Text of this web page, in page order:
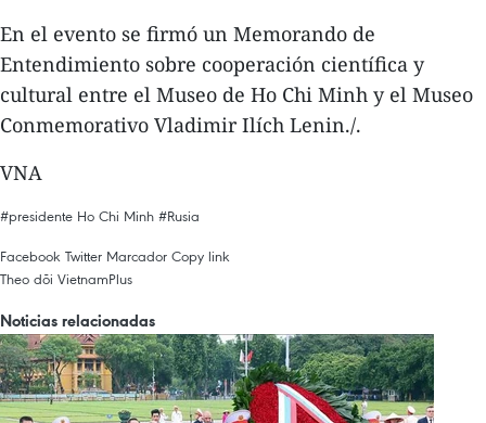
En el evento se firmó un Memorando de
Entendimiento sobre cooperación científica y
cultural entre el Museo de Ho Chi Minh y el Museo
Conmemorativo Vladimir Ilích Lenin./.
VNA
#presidente Ho Chi Minh #Rusia
Facebook Twitter Marcador Copy link
Theo dõi VietnamPlus
Noticias relacionadas